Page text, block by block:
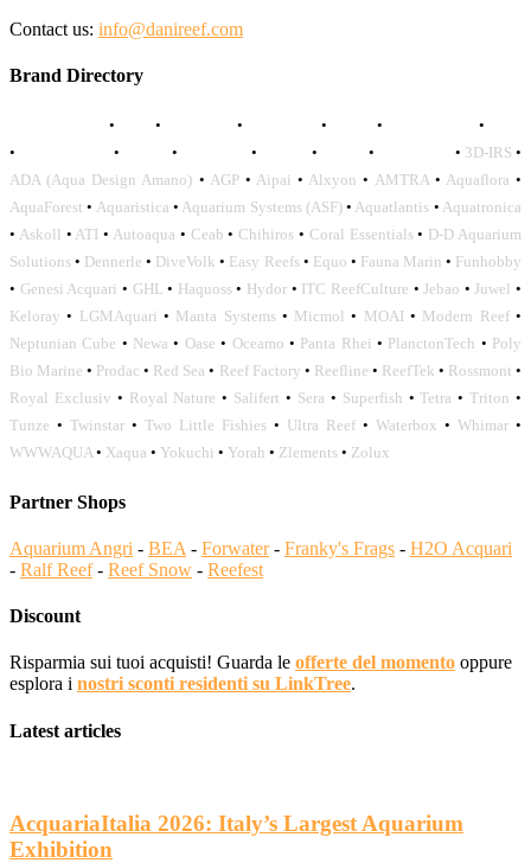
Contact us: info@danireef.com
Brand Directory
• • • • • •
•
• • • • • • 3D-IRS •
ADA (Aqua Design Amano) • AGP• Aipai • Alxyon • AMTRA• Aquaflora •
AquaForest • Aquaristica • Aquarium Systems (ASF)• Aquatlantis • Aquatronica
• Askoll • ATI • Autoaqua • Ceab • Chihiros • Coral Essentials• D-D Aquarium
Solutions • Dennerle • DiveVolk • Easy Reefs• Equo • Fauna Marin • Funhobby
• Genesi Acquari • GHL • Haquoss• Hydor • ITC ReefCulture •Jebao •Juwel •
Keloray • LGMAquari • Manta Systems• Micmol • MOAI • Modern Reef•
Neptunian Cube • Newa • Oase • Oceamo • Panta Rhei • PlanctonTech • Poly
Bio Marine • Prodac • Red Sea • Reef Factory • Reefline • ReefTek • Rossmont •
Royal Exclusiv • Royal Nature • Salifert • Sera • Superfish •Tetra •Triton •
Tunze • Twinstar • Two Little Fishies • Ultra Reef • Waterbox • Whimar •
WWWAQUA• Xaqua • Yokuchi • Yorah • Zlements • Zolux
Partner Shops
Aquarium Angri - BEA - Forwater- Franky's Frags - H2O Acquari
- Ralf Reef- Reef Snow - Reefest
Discount
Risparmia sui tuoi acquisti! Guarda le offerte del momento oppure
esplora i nostri sconti residenti su LinkTree.
Latest articles
AcquariaItalia 2026: Italy’s Largest Aquarium
Exhibition